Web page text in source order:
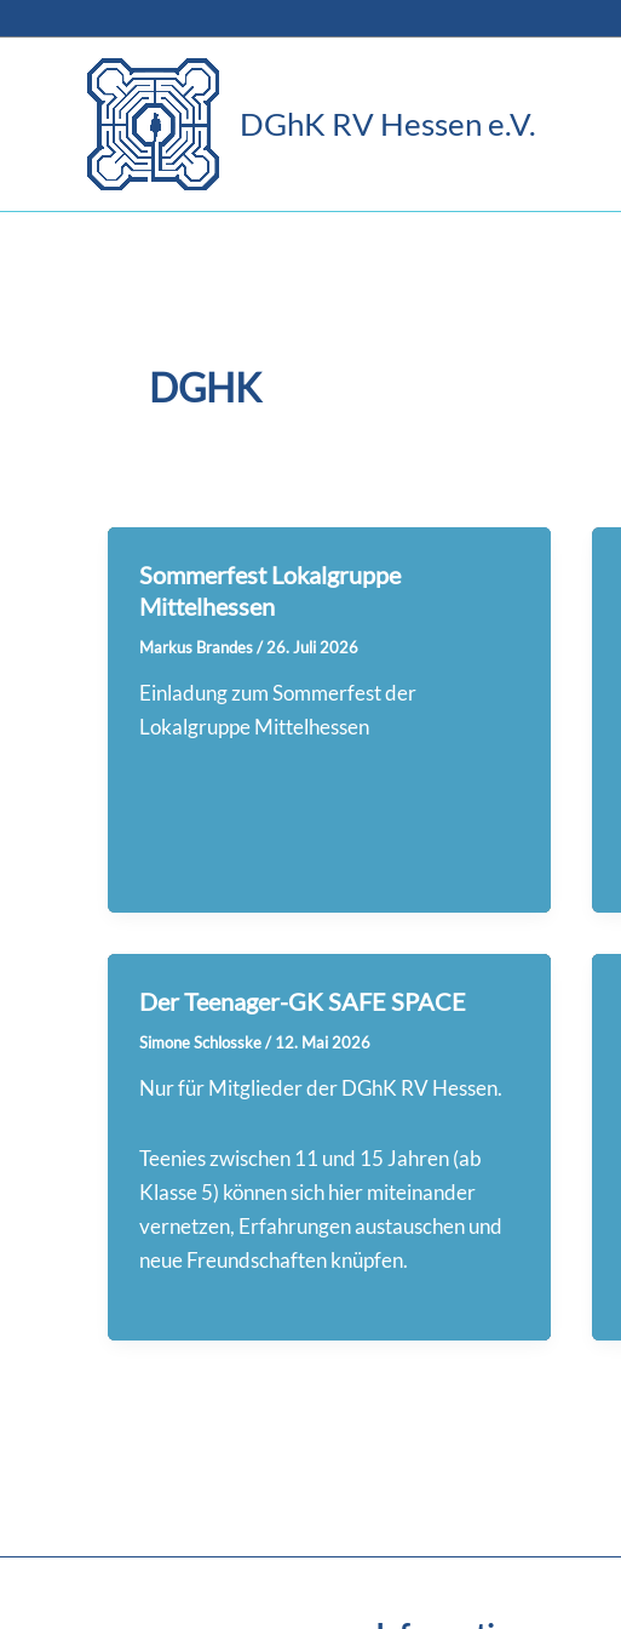
DGhK RV Hessen e.V.
DGHK
Sommerfest Lokalgruppe
Mittelhessen
Markus Brandes/26. Juli 2026
Einladung zum Sommerfest der
Lokalgruppe Mittelhessen
Der Teenager-GK SAFE SPACE
Simone Schlosske/12. Mai 2026
Nur für Mitglieder der DGhK RV Hessen.
Teenies zwischen 11 und 15 Jahren (ab
Klasse 5) können sich hier miteinander
vernetzen, Erfahrungen austauschen und
neue Freundschaften knüpfen.